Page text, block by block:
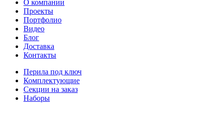
О компании
Проекты
Портфолио
Видео
Блог
Доставка
Контакты
Перила под ключ
Комплектующие
Секции на заказ
Наборы